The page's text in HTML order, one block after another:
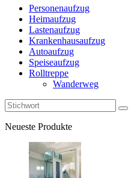
Personenaufzug
Heimaufzug
Lastenaufzug
Krankenhausaufzug
Autoaufzug
Speiseaufzug
Rolltreppe
Wanderweg
Neueste Produkte